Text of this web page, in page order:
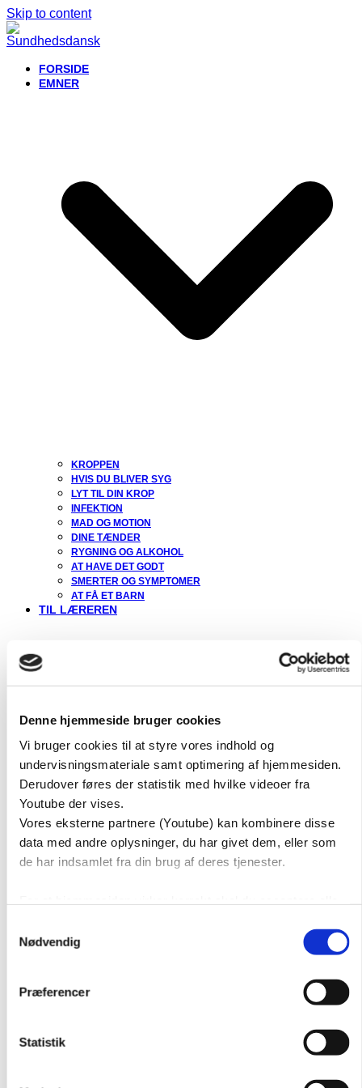
Denne hjemmeside bruger cookies
Vi bruger cookies til at styre vores indhold og
undervisningsmateriale samt optimering af hjemmesiden.
Derudover føres der statistik med hvilke videoer fra
Youtube der vises.
Vores eksterne partnere (Youtube) kan kombinere disse
data med andre oplysninger, du har givet dem, eller som
de har indsamlet fra din brug af deres tjenester.
Nødvendig
Præferencer
Statistik
Skip to content
FORSIDE
EMNER
KROPPEN
HVIS DU BLIVER SYG
LYT TIL DIN KROP
INFEKTION
MAD OG MOTION
DINE TÆNDER
RYGNING OG ALKOHOL
AT HAVE DET GODT
SMERTER OG SYMPTOMER
AT FÅ ET BARN
TIL LÆREREN
LÆRERVEJLEDNING